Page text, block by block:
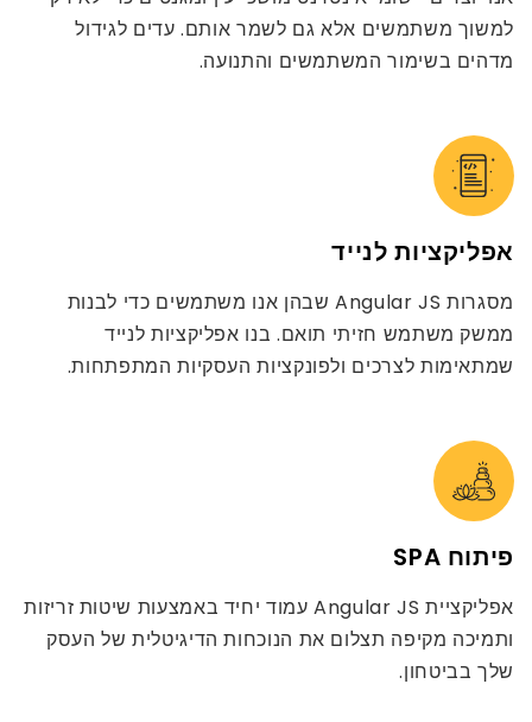
למשוך משתמשים אלא גם לשמר אותם. עדים לגידול
מדהים בשימור המשתמשים והתנועה.
אפליקציות לנייד
מסגרות Angular JS שבהן אנו משתמשים כדי לבנות
ממשק משתמש חזיתי תואם. בנו אפליקציות לנייד
שמתאימות לצרכים ולפונקציות העסקיות המתפתחות.
פיתוח SPA
אפליקציית Angular JS עמוד יחיד באמצעות שיטות זריזות
ותמיכה מקיפה תצלום את הנוכחות הדיגיטלית של העסק
שלך בביטחון.